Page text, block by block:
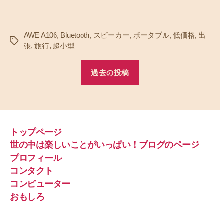
タ
AWE A106, Bluetooth, スピーカー, ポータブル,低価格, 出
張,旅行, 超小型
過去の投稿
トップページ
世の中は楽しいことがいっぱい！ブログのページ
プロフィール
コンタクト
コンピューター
おもしろ